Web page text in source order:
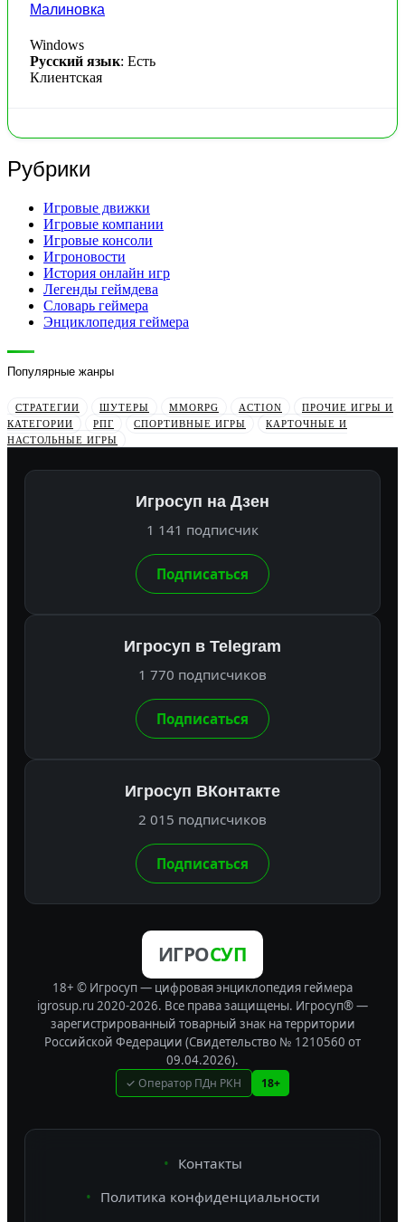
Малиновка
Windows
Русский язык: Есть
Клиентская
Рубрики
Игровые движки
Игровые компании
Игровые консоли
Игроновости
История онлайн игр
Легенды геймдева
Словарь геймера
Энциклопедия геймера
Популярные жанры
СТРАТЕГИИ ШУТЕРЫ MMORPG ACTION
ПРОЧИЕ ИГРЫ И
КАТЕГОРИИ
РПГ СПОРТИВНЫЕ ИГРЫ
КАРТОЧНЫЕ И
НАСТОЛЬНЫЕ ИГРЫ
Игросуп на Дзен
1 141 подписчик
Подписаться
Игросуп в Telegram
1 770 подписчиков
Подписаться
Игросуп ВКонтакте
2 015 подписчиков
Подписаться
ИГРОСУП
18+ © Игросуп — цифровая энциклопедия геймера
igrosup.ru 2020-2026. Все права защищены. Игросуп® —
зарегистрированный товарный знак на территории
Российской Федерации (Свидетельство № 1210560 от
09.04.2026).
✓ Оператор ПДн РКН 18+
Контакты
Политика конфиденциальности